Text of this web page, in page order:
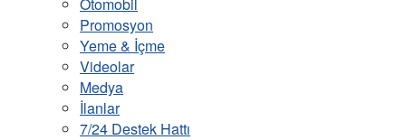
Promosyon
Yeme & İçme
Videolar
Medya
İlanlar
7/24 Destek Hattı